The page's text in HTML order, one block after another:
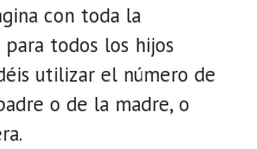
con toda la
todos los hijos
utilizar el número de
o de la madre, o